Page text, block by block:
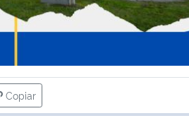
Copiar
para área de transferência